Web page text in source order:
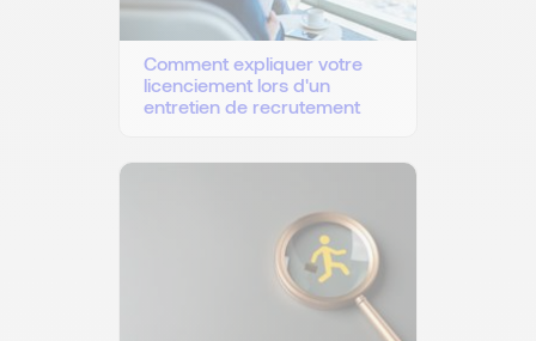
Comment expliquer votre
licenciement lors d'un
entretien de recrutement